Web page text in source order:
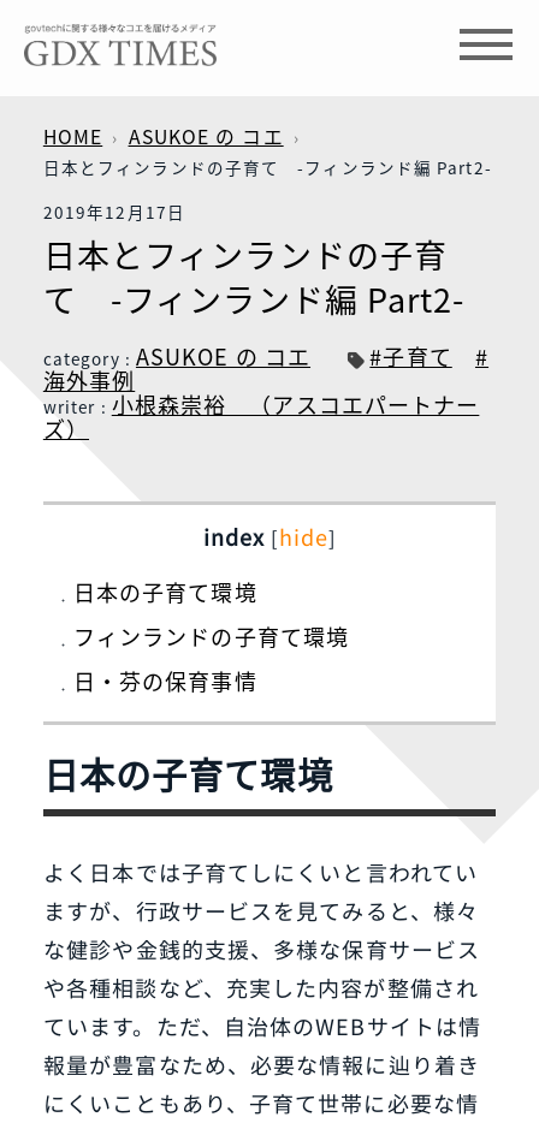
HOME ASUKOE の コエ
日本とフィンランドの子育て -フィンランド編 Part2-
2019年12月17日
日本とフィンランドの子育
て -フィンランド編 Part2-
category : ASUKOE の コエ #子育て #
海外事例
writer : 小根森崇裕 （アスコエパートナー
ズ）
index [hide]
日本の子育て環境
フィンランドの子育て環境
日・芬の保育事情
日本の子育て環境
よく日本では子育てしにくいと言われてい
ますが、行政サービスを見てみると、様々
な健診や金銭的支援、多様な保育サービス
や各種相談など、充実した内容が整備され
ています。ただ、自治体のWEBサイトは情
報量が豊富なため、必要な情報に辿り着き
にくいこともあり、子育て世帯に必要な情